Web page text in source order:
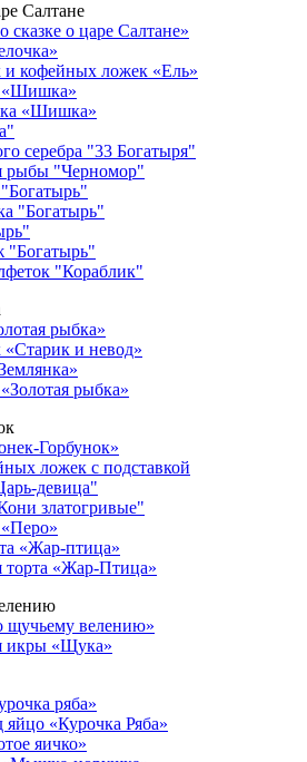
Салтане
сказке о царе Салтане»
кофейных ложек «Ель»
«Шишка»
«Шишка»
серебра "33 Богатыря"
рыбы "Черномор"
"Богатырь"
"Богатырь"
"Кораблик"
рыбка»
и невод»
рыбка»
Горбунок»
ложек с подставкой
девица"
златогривые"
«Жар-птица»
торта «Жар-Птица»
щучьему велению»
икры «Щука»
ряба»
яйцо «Курочка Ряба»
яичко»